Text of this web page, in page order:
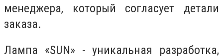
менеджера, который согласует детали
заказа.
Лампа «SUN» - уникальная разработка,